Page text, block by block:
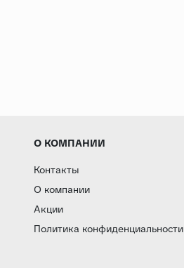
О КОМПАНИИ
Контакты
О компании
Акции
Политика конфиденциальности